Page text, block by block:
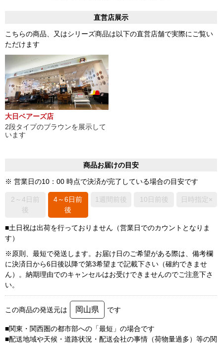
直営店展示
こちらの商品、又はシリーズ商品は以下の直営店舗で実際にご覧い
ただけます
大日ベアーズ店
2段タイプのブラウンを展示して
います
商品お届けの目安
※ 営業日の10：00 時点で決済が完了している場合の目安です
2～4日前
後
4～6日前
後
1週間前後 10日前後 日時指定×
■土日祝は出荷を行っておりません（営業日でのカウントとなりま
す）
※原則、最短で発送します。お届け日のご希望がある際は、備考欄
に決済日から6日後以降で第3希望まで記載下さい（確約できませ
ん）。納期理由でのキャンセルはお受けできませんのでご注意下さ
い。
この商品の発送元は 岡山県 です
■関東・関西圏の都市部への「最短」の場合です
■配送地域や天候・道路状況・配送会社の事情（荷物量過多）等の関